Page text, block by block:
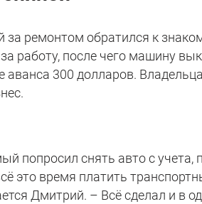
за ремонтом обратился к
работу, после чего машину
аванса 300 долларов.
попросил снять авто с учета,
это время платить
Дмитрий. – Всё сделал и в